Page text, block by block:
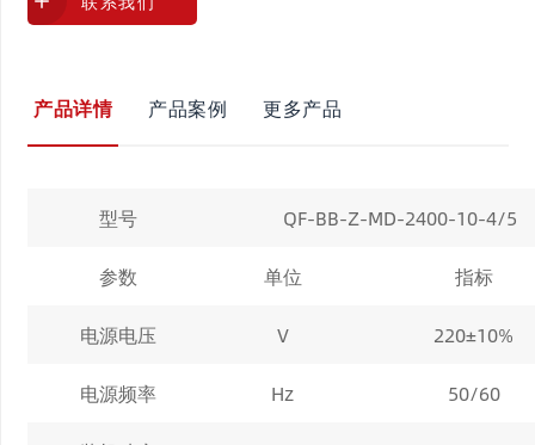
式等)，安装便捷，交付三天即可量产。
产品详情 产品案例 更多产品
型号
QF-BB-Z-MD-2400-10-4/5
参数
单位
指标
电源电压
V
220±10%
电源频率
Hz
50/60